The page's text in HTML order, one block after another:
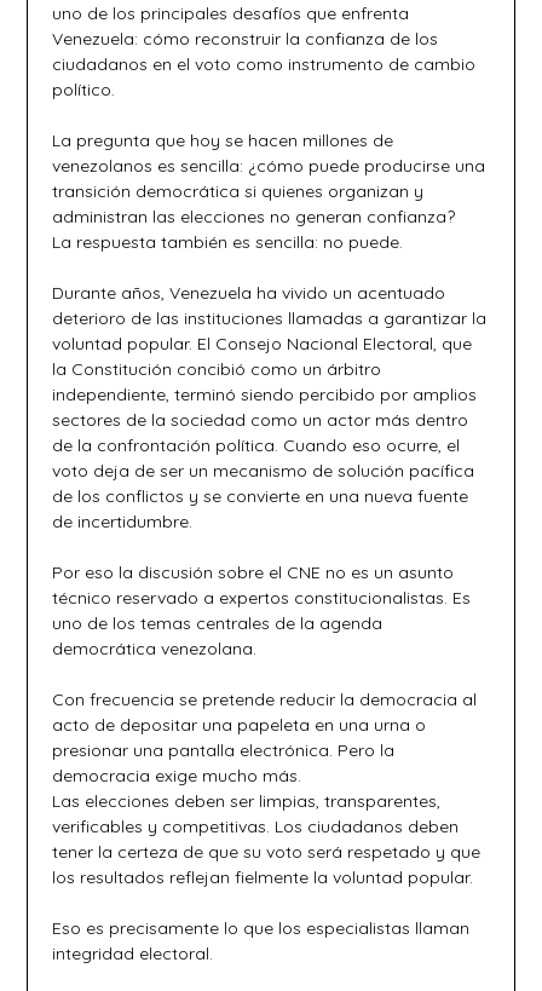
uno de los principales desafíos que enfrenta
Venezuela: cómo reconstruir la confianza de los
ciudadanos en el voto como instrumento de cambio
político.
La pregunta que hoy se hacen millones de
venezolanos es sencilla: ¿cómo puede producirse una
transición democrática si quienes organizan y
administran las elecciones no generan confianza?
La respuesta también es sencilla: no puede.
Durante años, Venezuela ha vivido un acentuado
deterioro de las instituciones llamadas a garantizar la
voluntad popular. El Consejo Nacional Electoral, que
la Constitución concibió como un árbitro
independiente, terminó siendo percibido por amplios
sectores de la sociedad como un actor más dentro
de la confrontación política. Cuando eso ocurre, el
voto deja de ser un mecanismo de solución pacífica
de los conflictos y se convierte en una nueva fuente
de incertidumbre.
Por eso la discusión sobre el CNE no es un asunto
técnico reservado a expertos constitucionalistas. Es
uno de los temas centrales de la agenda
democrática venezolana.
Con frecuencia se pretende reducir la democracia al
acto de depositar una papeleta en una urna o
presionar una pantalla electrónica. Pero la
democracia exige mucho más.
Las elecciones deben ser limpias, transparentes,
verificables y competitivas. Los ciudadanos deben
tener la certeza de que su voto será respetado y que
los resultados reflejan fielmente la voluntad popular.
Eso es precisamente lo que los especialistas llaman
integridad electoral.